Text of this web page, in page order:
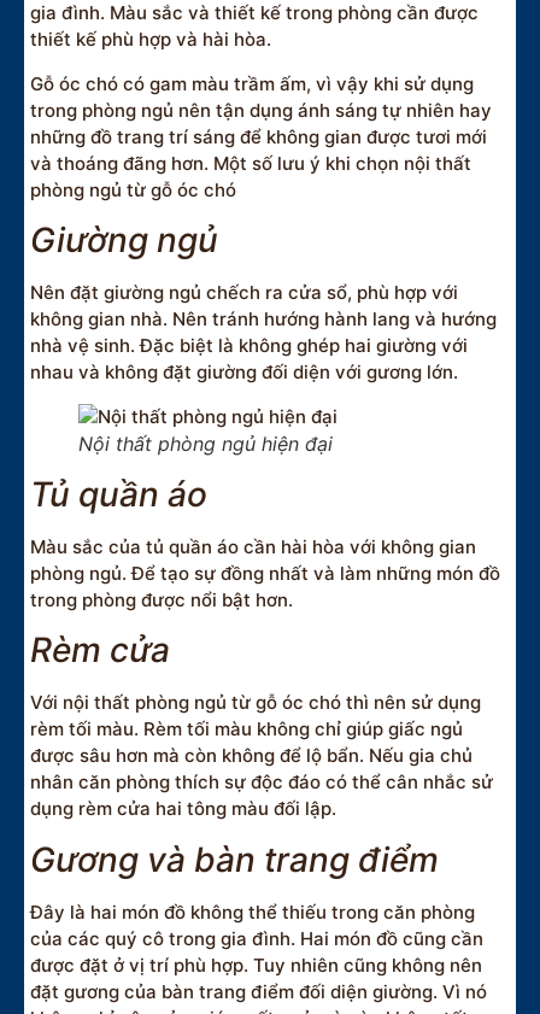
gia đình. Màu sắc và thiết kế trong phòng cần được
thiết kế phù hợp và hài hòa.
Gỗ óc chó có gam màu trầm ấm, vì vậy khi sử dụng
trong phòng ngủ nên tận dụng ánh sáng tự nhiên hay
những đồ trang trí sáng để không gian được tươi mới
và thoáng đãng hơn. Một số lưu ý khi chọn nội thất
phòng ngủ từ gỗ óc chó
Giường ngủ
Nên đặt giường ngủ chếch ra cửa sổ, phù hợp với
không gian nhà. Nên tránh hướng hành lang và hướng
nhà vệ sinh. Đặc biệt là không ghép hai giường với
nhau và không đặt giường đối diện với gương lớn.
Nội thất phòng ngủ hiện đại
Tủ quần áo
Màu sắc của tủ quần áo cần hài hòa với không gian
phòng ngủ. Để tạo sự đồng nhất và làm những món đồ
trong phòng được nổi bật hơn.
Rèm cửa
Với nội thất phòng ngủ từ gỗ óc chó thì nên sử dụng
rèm tối màu. Rèm tối màu không chỉ giúp giấc ngủ
được sâu hơn mà còn không để lộ bẩn. Nếu gia chủ
nhân căn phòng thích sự độc đáo có thể cân nhắc sử
dụng rèm cửa hai tông màu đối lập.
Gương và bàn trang điểm
Đây là hai món đồ không thể thiếu trong căn phòng
của các quý cô trong gia đình. Hai món đồ cũng cần
được đặt ở vị trí phù hợp. Tuy nhiên cũng không nên
đặt gương của bàn trang điểm đối diện giường. Vì nó